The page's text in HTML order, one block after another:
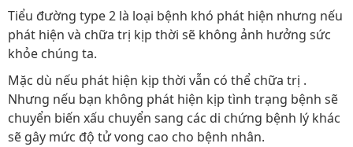
Tiểu đường type 2 là loại bệnh khó phát hiện nhưng nếu
phát hiện và chữa trị kịp thời sẽ không ảnh hưởng sức
khỏe chúng ta.
Mặc dù nếu phát hiện kịp thời vẫn có thể chữa trị .
Nhưng nếu bạn không phát hiện kịp tình trạng bệnh sẽ
chuyển biến xấu chuyển sang các di chứng bệnh lý khác
sẽ gây mức độ tử vong cao cho bệnh nhân.